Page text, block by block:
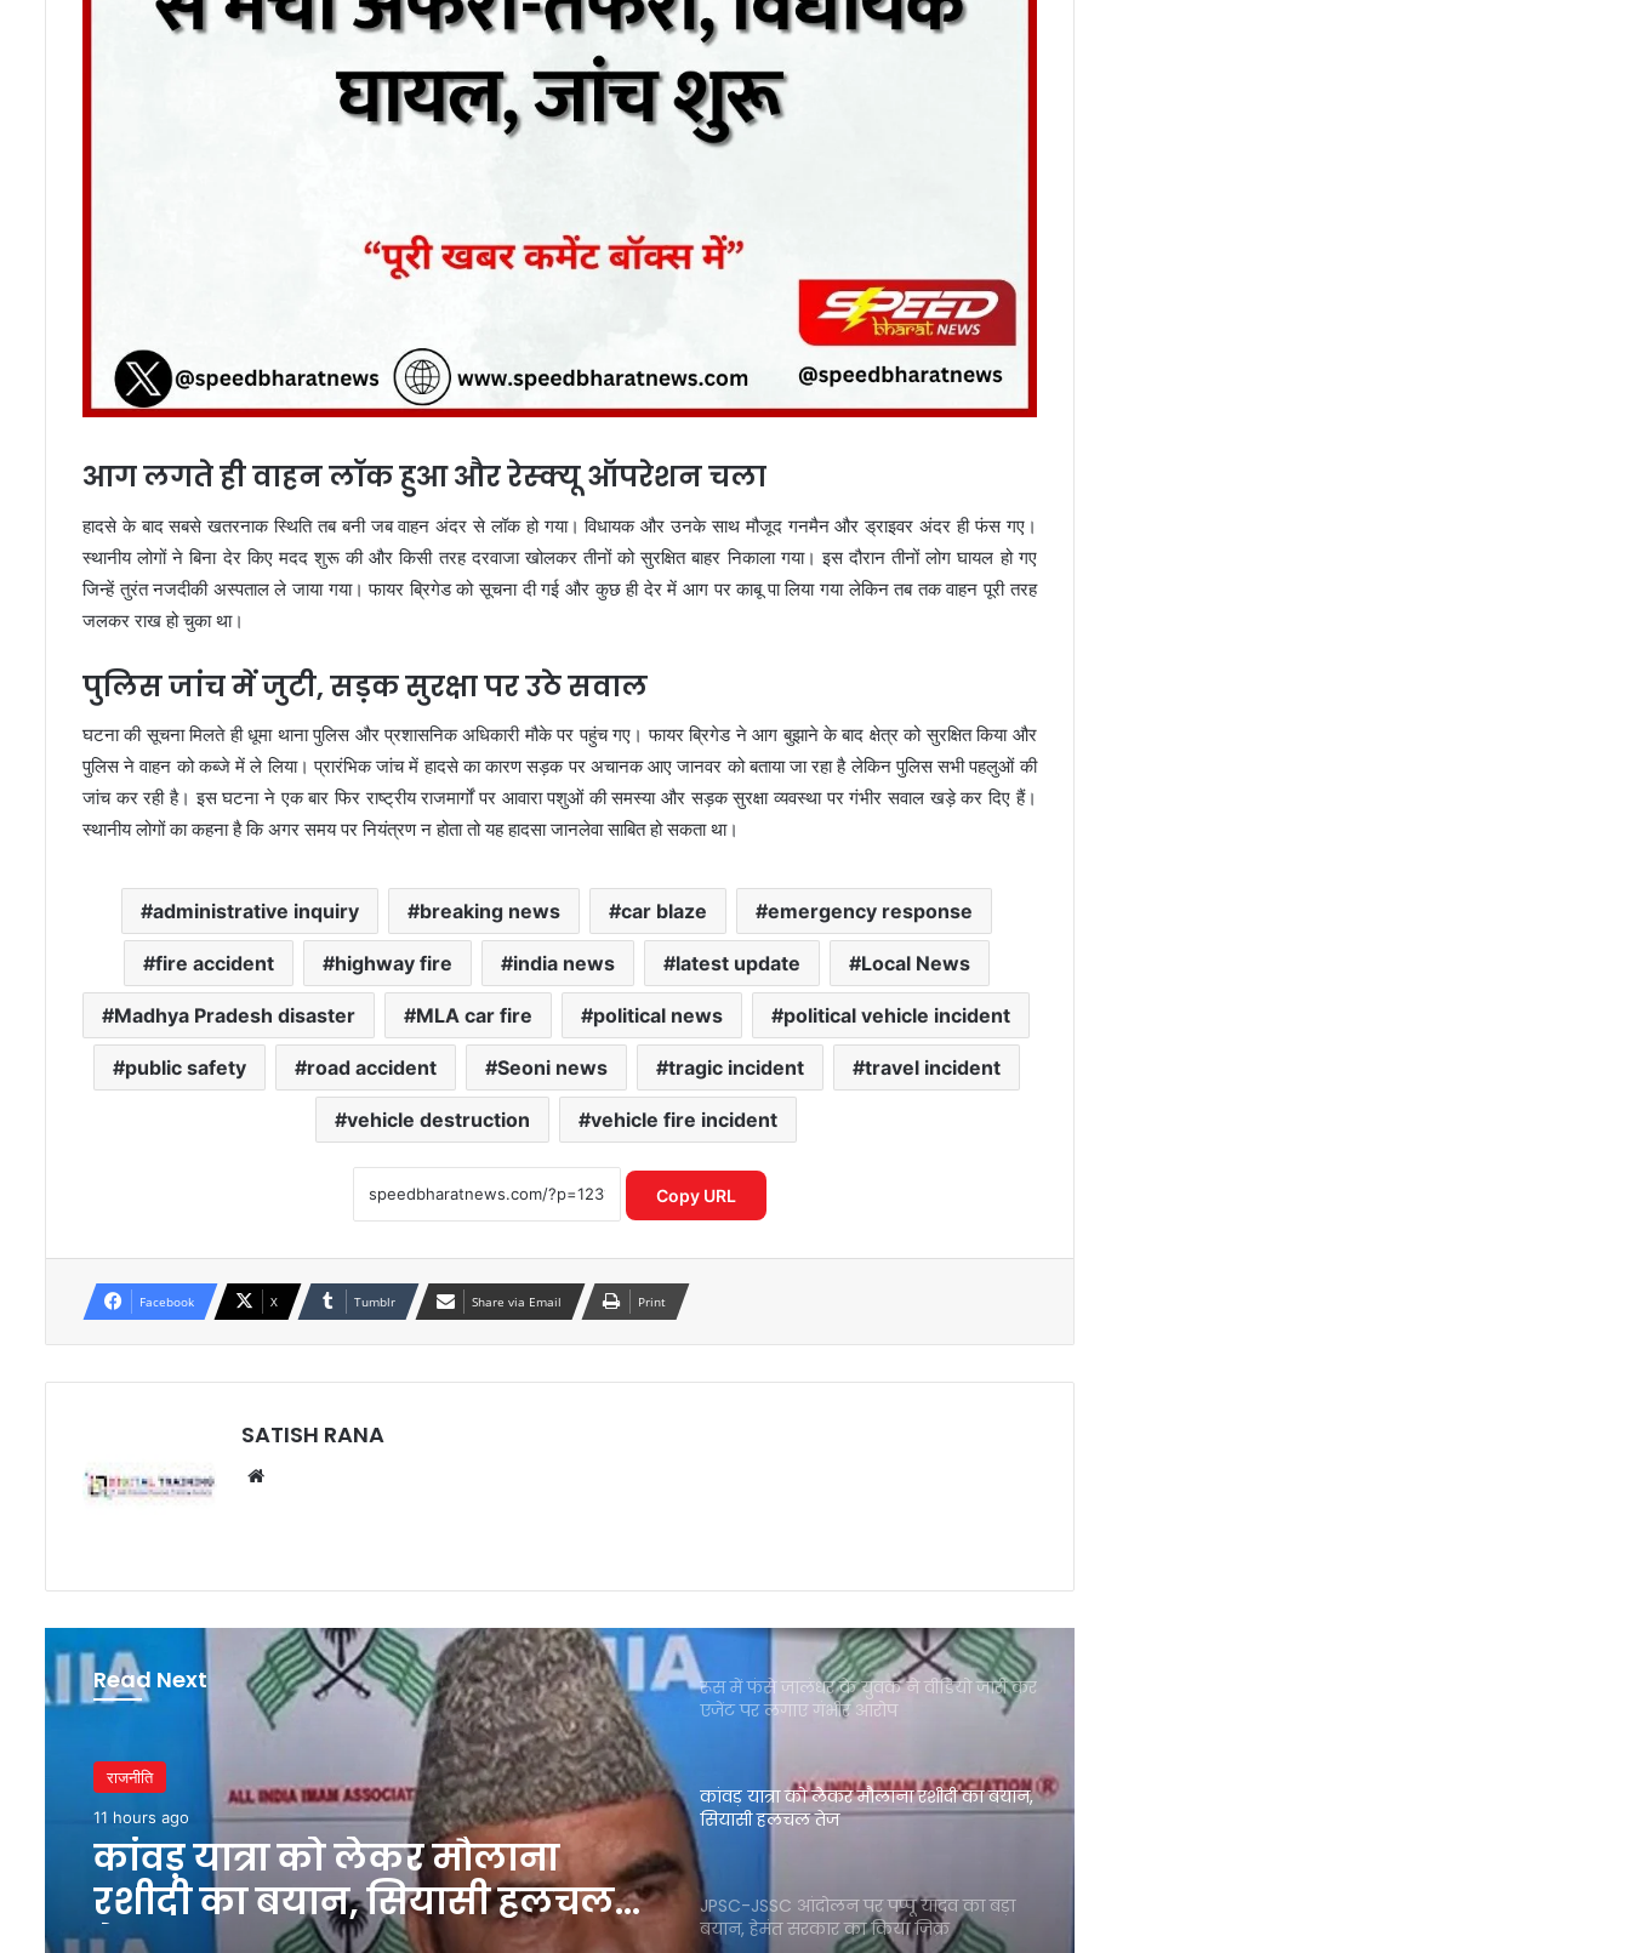
आग लगते ही वाहन लॉक हुआ और रेस्क्यू ऑपरेशन चला
हादसे के बाद सबसे खतरनाक स्थिति तब बनी जब वाहन अंदर से लॉक हो गया। विधायक और उनके साथ मौजूद गनमैन और ड्राइवर अंदर ही फंस गए।
स्थानीय लोगों ने बिना देर किए मदद शुरू की और किसी तरह दरवाजा खोलकर तीनों को सुरक्षित बाहर निकाला गया। इस दौरान तीनों लोग घायल हो गए
जिन्हें तुरंत नजदीकी अस्पताल ले जाया गया। फायर ब्रिगेड को सूचना दी गई और कुछ ही देर में आग पर काबू पा लिया गया लेकिन तब तक वाहन पूरी तरह
जलकर राख हो चुका था।
पुलिस जांच में जुटी, सड़क सुरक्षा पर उठे सवाल
घटना की सूचना मिलते ही धूमा थाना पुलिस और प्रशासनिक अधिकारी मौके पर पहुंच गए। फायर ब्रिगेड ने आग बुझाने के बाद क्षेत्र को सुरक्षित किया और
पुलिस ने वाहन को कब्जे में ले लिया। प्रारंभिक जांच में हादसे का कारण सड़क पर अचानक आए जानवर को बताया जा रहा है लेकिन पुलिस सभी पहलुओं की
जांच कर रही है। इस घटना ने एक बार फिर राष्ट्रीय राजमार्गों पर आवारा पशुओं की समस्या और सड़क सुरक्षा व्यवस्था पर गंभीर सवाल खड़े कर दिए हैं।
स्थानीय लोगों का कहना है कि अगर समय पर नियंत्रण न होता तो यह हादसा जानलेवा साबित हो सकता था।
administrative inquiry breaking news car blaze emergency response
fire accident highway fire india news latest update Local News
Madhya Pradesh disaster MLA car fire political news political vehicle incident
public safety road accident Seoni news tragic incident travel incident
vehicle destruction vehicle fire incident
Copy URL
Facebook X Tumblr Share via Email Print
SATISH RANA
Read Next
राजनीति
11 hours ago
कांवड़ यात्रा को लेकर मौलाना
रशीदी का बयान, सियासी हलचल
PM मोदी का वीडियो प्रतिबंधित होने के मामले में
अहम बैठक
बाकनेर के यात्रियों को मिलेगी बड़ी राहत
रूस में फंसे जालंधर के युवक ने वीडियो जारी कर
एजेंट पर लगाए गंभीर आरोप
कांवड़ यात्रा को लेकर मौलाना रशीदी का बयान,
सियासी हलचल तेज
JPSC-JSSC आंदोलन पर पप्पू यादव का बड़ा
बयान, हेमंत सरकार का किया जिक्र